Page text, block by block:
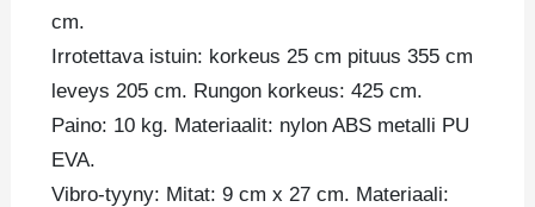
cm.
Irrotettava istuin: korkeus 25 cm pituus 355 cm
leveys 205 cm. Rungon korkeus: 425 cm.
Paino: 10 kg. Materiaalit: nylon ABS metalli PU
EVA.
Vibro-tyyny: Mitat: 9 cm x 27 cm. Materiaali: